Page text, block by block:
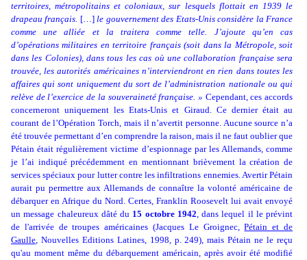
territoires, métropolitains et coloniaux, sur lesquels flottait en 1939 le
drapeau français. […]le gouvernement des Etats-Unis considère la France
comme une alliée et la traitera comme telle. J’ajoute qu’en cas
d’opérations militaires en territoire français (soit dans la Métropole, soit
dans les Colonies), dans tous les cas où une collaboration française sera
trouvée, les autorités américaines n’interviendront en rien dans toutes les
affaires qui sont uniquement du sort de l’administration nationale ou qui
relève de l’exercice de la souveraineté française. » Cependant, ces accords
concerneront uniquement les Etats-Unis et Giraud. Ce dernier était au
courant de l’Opération Torch, mais il n’avertit personne. Aucune source n’a
été trouvée permettant d’en comprendre la raison, mais il ne faut oublier que
Pétain était régulièrement victime d’espionnage par les Allemands, comme
je l’ai indiqué précédemment en mentionnant brièvement la création de
services spéciaux pour lutter contre les infiltrations ennemies. Avertir Pétain
aurait pu permettre aux Allemands de connaître la volonté américaine de
débarquer en Afrique du Nord. Certes, Franklin Roosevelt lui avait envoyé
un message chaleureux dâté du 15 octobre 1942, dans lequel il le prévint
de l'arrivée de troupes américaines (Jacques Le Groignec,Pétain et de
Gaulle, Nouvelles Editions Latines, 1998, p. 249), mais Pétain ne le reçu
qu'au moment même du débarquement américain, après avoir été modifié